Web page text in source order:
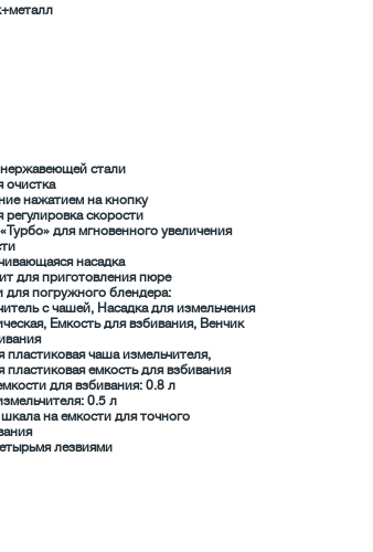
стали
очистка
нажатием на кнопку
регулировка скорости
для мгновенного увеличения
насадка
для приготовления пюре
для погружного блендера:
с чашей, Насадка для измельчения
Емкость для взбивания, Венчик
пластиковая чаша измельчителя,
пластиковая емкость для взбивания
для взбивания: 0.8 л
0.5 л
на емкости для точного
лезвиями